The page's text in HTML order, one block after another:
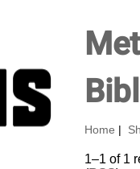
Home
1–1 of 1